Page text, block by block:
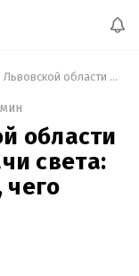
Будут ли во Львовской области новые графики подачи света: в облэнерго сказали, чего ждать
области
света:
чего